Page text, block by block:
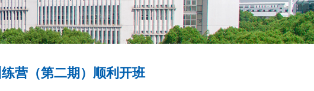
营（第二期）顺利开班